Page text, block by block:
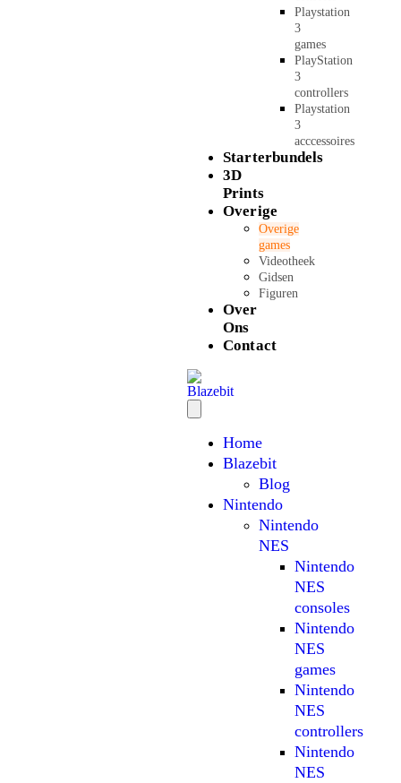
Playstation
3
games
PlayStation
3
controllers
Playstation
3
acccessoires
Starterbundels
3D
Prints
Overige
Overige
games
Videotheek
Gidsen
Figuren
Over
Ons
Contact
Home
Blazebit
Blog
Nintendo
Nintendo
NES
Nintendo
NES
consoles
Nintendo
NES
games
Nintendo
NES
controllers
Nintendo
NES